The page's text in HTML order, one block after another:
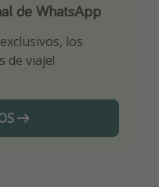
de WhatsApp
los
de viaje!
chollazos
de Telegram!
para
viajes